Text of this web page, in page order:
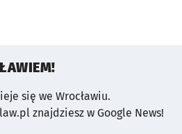
się we Wrocławiu.
znajdziesz w Google News!